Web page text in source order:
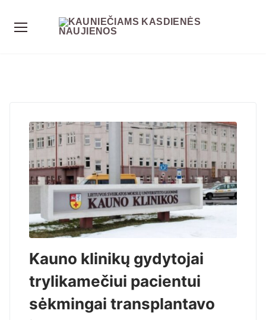
Kauno klinikų gydytojai
trylikamečiui pacientui
sėkmingai transplantavo